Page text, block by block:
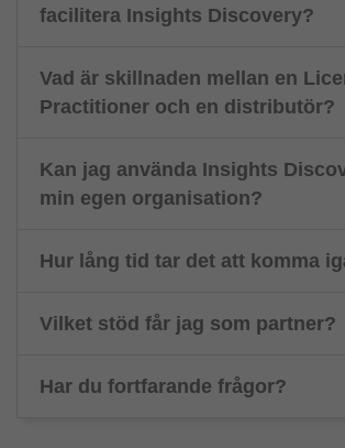
facilitera Insights Discovery?
Vad är skillnaden mellan en
Practitioner och en distributör?
Kan jag använda Insights
min egen organisation?
Hur lång tid tar det att komma
Vilket stöd får jag som partner?
Har du fortfarande frågor?